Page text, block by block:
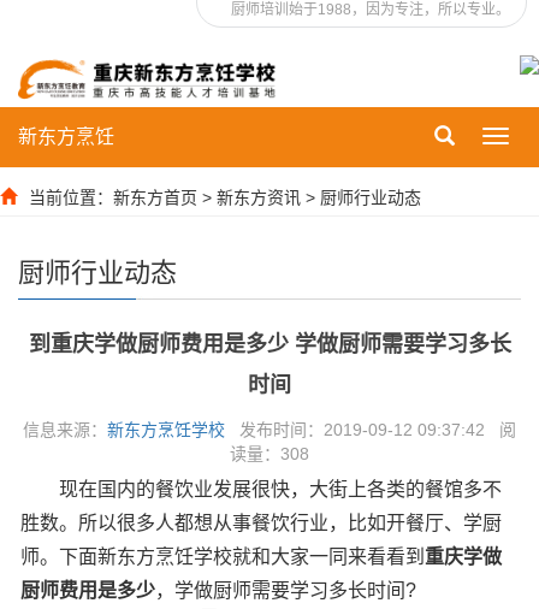
厨师培训始于1988，因为专注，所以专业。
新东方烹饪
当前位置： 新东方首页 > 新东方资讯 > 厨师行业动态
厨师行业动态
到重庆学做厨师费用是多少 学做厨师需要学习多长
时间
信息来源： 新东方烹饪学校 发布时间：2019-09-12 09:37:42 阅
读量： 308
现在国内的餐饮业发展很快，大街上各类的餐馆多不
胜数。所以很多人都想从事餐饮行业，比如开餐厅、学厨
师。下面新东方烹饪学校就和大家一同来看看到 重庆学做
厨师费用是多少，学做厨师需要学习多长时间?